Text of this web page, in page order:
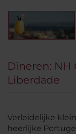
Dineren: NH
Liberdade
Verleidelijke
heerlijke